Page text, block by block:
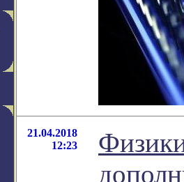
21.04.2018
12:23